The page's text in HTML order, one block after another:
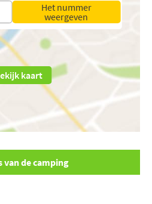
Het nummer
weergeven
kaart
van de camping